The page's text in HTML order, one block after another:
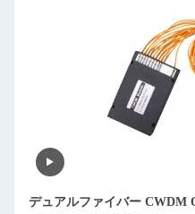
デュアルファイバー CWDM